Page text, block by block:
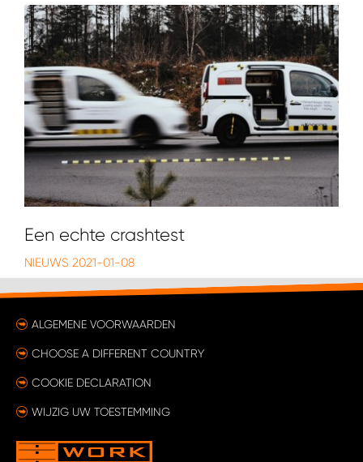
Een echte crashtest
NIEUWS 2021-01-08
ALGEMENE VOORWAARDEN
CHOOSE A DIFFERENT COUNTRY
COOKIE DECLARATION
WIJZIG UW TOESTEMMING